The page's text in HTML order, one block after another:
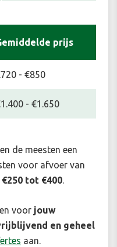
prijs
- €850
- €1.650
de meesten een
voor afvoer van
€250 tot €400.
voor jouw
en geheel
aan.